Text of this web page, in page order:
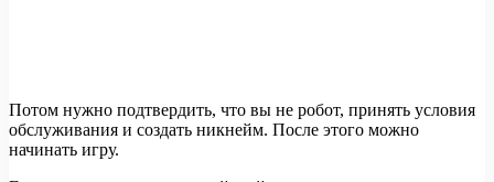
Потом нужно подтвердить, что вы не робот, принять условия
обслуживания и создать никнейм. После этого можно
начинать игру.